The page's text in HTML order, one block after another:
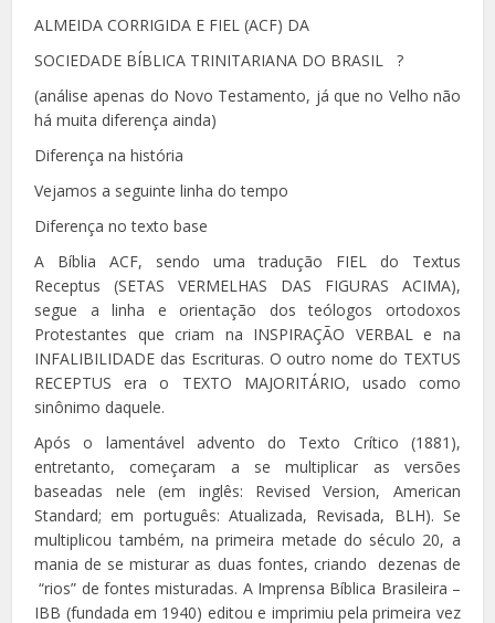
ALMEIDA CORRIGIDA E FIEL (ACF) DA
SOCIEDADE BÍBLICA TRINITARIANA DO BRASIL ?
(análise apenas do Novo Testamento, já que no Velho não
há muita diferença ainda)
Diferença na história
Vejamos a seguinte linha do tempo
Diferença no texto base
A Bíblia ACF, sendo uma tradução FIEL do Textus
Receptus (SETAS VERMELHAS DAS FIGURAS ACIMA),
segue a linha e orientação dos teólogos ortodoxos
Protestantes que criam na INSPIRAÇÃO VERBAL e na
INFALIBILIDADE das Escrituras. O outro nome do TEXTUS
RECEPTUS era o TEXTO MAJORITÁRIO, usado como
sinônimo daquele.
Após o lamentável advento do Texto Crítico (1881),
entretanto, começaram a se multiplicar as versões
baseadas nele (em inglês: Revised Version, American
Standard; em português: Atualizada, Revisada, BLH). Se
multiplicou também, na primeira metade do século 20, a
mania de se misturar as duas fontes, criando dezenas de
“rios” de fontes misturadas. A Imprensa Bíblica Brasileira –
IBB (fundada em 1940) editou e imprimiu pela primeira vez